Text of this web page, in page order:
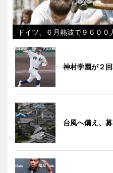
ドイツ、６月熱波で９６００
神村学園が２
台風へ備え、